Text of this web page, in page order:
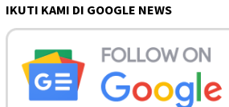
IKUTI KAMI DI GOOGLE NEWS